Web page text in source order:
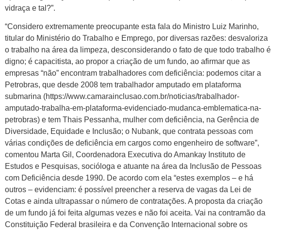
vidraça e tal?”.
“Considero extremamente preocupante esta fala do Ministro Luiz Marinho,
titular do Ministério do Trabalho e Emprego, por diversas razões: desvaloriza
o trabalho na área da limpeza, desconsiderando o fato de que todo trabalho é
digno; é capacitista, ao propor a criação de um fundo, ao afirmar que as
empresas “não” encontram trabalhadores com deficiência: podemos citar a
Petrobras, que desde 2008 tem trabalhador amputado em plataforma
submarina (https://www.camarainclusao.com.br/noticias/trabalhador-
amputado-trabalha-em-plataforma-evidenciado-mudanca-emblematica-na-
petrobras) e tem Thais Pessanha, mulher com deficiência, na Gerência de
Diversidade, Equidade e Inclusão; o Nubank, que contrata pessoas com
várias condições de deficiência em cargos como engenheiro de software”,
comentou Marta Gil, Coordenadora Executiva do Amankay Instituto de
Estudos e Pesquisas, socióloga e atuante na área da Inclusão de Pessoas
com Deficiência desde 1990. De acordo com ela “estes exemplos – e há
outros – evidenciam: é possível preencher a reserva de vagas da Lei de
Cotas e ainda ultrapassar o número de contratações. A proposta da criação
de um fundo já foi feita algumas vezes e não foi aceita. Vai na contramão da
Constituição Federal brasileira e da Convenção Internacional sobre os